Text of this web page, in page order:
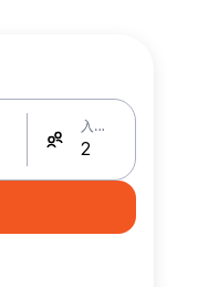
入住人数